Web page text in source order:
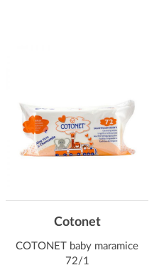
Cotonet
COTONET baby maramice
72/1